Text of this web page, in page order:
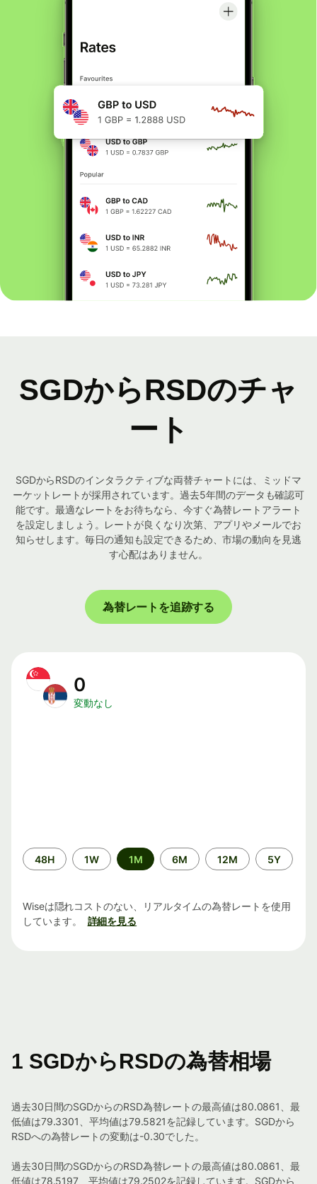
SGDからRSDのチャ
ート
SGDからRSDのインタラクティブな両替チャートには、ミッドマ
ーケットレートが採用されています。過去5年間のデータも確認可
能です。最適なレートをお待ちなら、今すぐ為替レートアラート
を設定しましょう。レートが良くなり次第、アプリやメールでお
知らせします。毎日の通知も設定できるため、市場の動向を見逃
す心配はありません。
為替レートを追跡する
0
変動なし
期
間
48H 1W 1M 6M 12M 5Y
Wiseは隠れコストのない、リアルタイムの為替レートを使用
しています。
詳細を見る
1 SGDからRSDの為替相場
過去30日間のSGDからのRSD為替レートの最高値は80.0861、最
低値は79.3301、平均値は79.5821を記録しています。SGDから
RSDへの為替レートの変動は-0.30でした。
過去30日間のSGDからのRSD為替レートの最高値は80.0861、最
低値は78.5197、平均値は79.2502を記録しています。SGDから